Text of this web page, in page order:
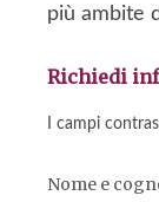
più ambite
Richiedi
I campi
Nome e